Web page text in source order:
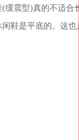
型)真的不适合
是平底的。这也